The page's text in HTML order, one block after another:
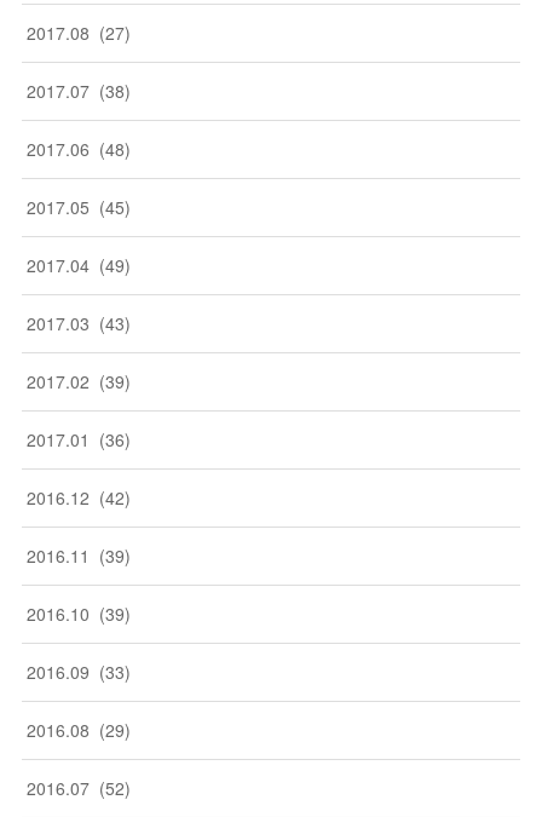
2017.08 (27)
2017.07 (38)
2017.06 (48)
2017.05 (45)
2017.04 (49)
2017.03 (43)
2017.02 (39)
2017.01 (36)
2016.12 (42)
2016.11 (39)
2016.10 (39)
2016.09 (33)
2016.08 (29)
2016.07 (52)